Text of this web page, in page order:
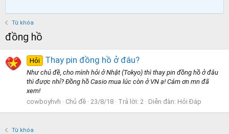
Từ khóa
đồng hồ
Hỏi Thay pin đồng hồ ở đâu?
Như chủ đề, cho mình hỏi ở Nhật (Tokyo) thì thay pin đồng hồ ở đâu
thì được nhỉ? Đồng hồ Casio mua lúc còn ở VN ạ! Cám ơn mn đã
xem!
cowboyhvh
Chủ đề 23/8/18 Trả lời: 2 Diễn đàn: Hỏi Đáp
Từ khóa